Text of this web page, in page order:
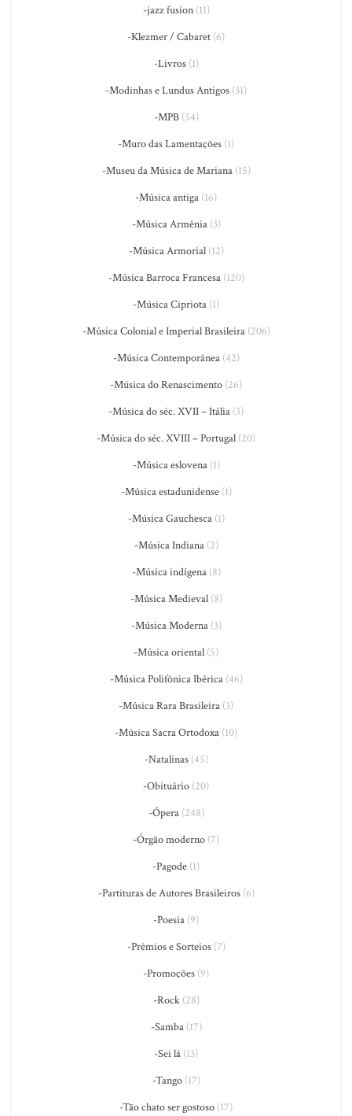
-jazz fusion(11)
-Klezmer / Cabaret (6)
-Livros(1)
-Modinhas e Lundus Antigos (31)
-MPB(54)
-Muro das Lamentações (1)
-Museu da Música de Mariana(15)
-Música antiga (16)
-Música Armênia(3)
-Música Armorial(12)
-Música Barroca Francesa(120)
-Música Cipriota (1)
-Música Colonial e Imperial Brasileira(206)
-Música Contemporânea(42)
-Música do Renascimento (26)
-Música do séc. XVII – Itália (3)
-Música do séc. XVIII – Portugal (20)
-Música eslovena(1)
-Música estadunidense(1)
-Música Gauchesca(1)
-Música Indiana(2)
-Música indígena(8)
-Música Medieval(8)
-Música Moderna(3)
-Música oriental (5)
-Música Polifônica Ibérica(46)
-Música Rara Brasileira (3)
-Música Sacra Ortodoxa (10)
-Natalinas(45)
-Obituário (20)
-Ópera(248)
-Órgão moderno (7)
-Pagode (1)
-Partituras de Autores Brasileiros(6)
-Poesia (9)
-Prêmios e Sorteios(7)
-Promoções (9)
-Rock(28)
-Samba(17)
-Sei lá (13)
-Tango(17)
-Tão chato ser gostoso (17)